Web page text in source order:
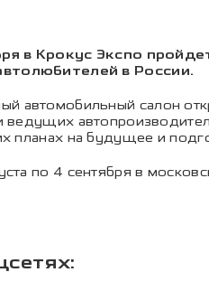
в Крокус Экспо
в России.
автомобильный салон
ведущих
планах на будущее и
по 4 сентября в